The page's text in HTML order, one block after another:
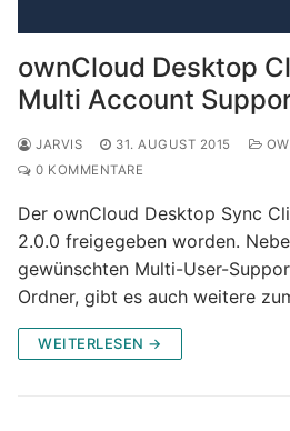
ownCloud Desktop
Multi Account
JARVIS 31. AUGUST 2015
0 KOMMENTARE
Der ownCloud Desktop Sync
2.0.0 freigegeben worden.
gewünschten Multi-User-
Ordner, gibt es auch weitere
WEITERLESEN →